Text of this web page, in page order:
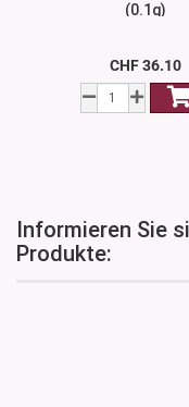
(0.1g)
CHF 36.10
Informieren Sie
Produkte: